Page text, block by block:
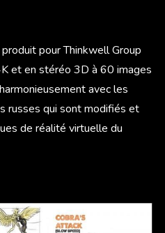
pour Thinkwell Group
et en stéréo 3D à 60 images
avec les
russes qui sont modifiés et
de réalité virtuelle du